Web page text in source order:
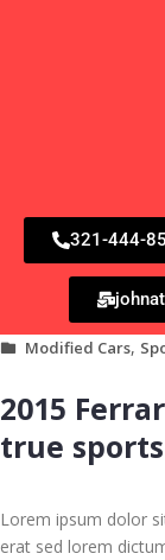
321-444-
Modified Cars,
2015
true
Lorem ipsum dolor
erat sed lorem